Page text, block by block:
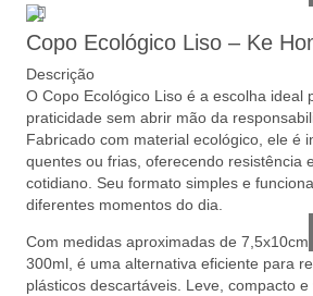
Copo Ecológico Liso – Ke
Descrição
O Copo Ecológico Liso é a escolha ideal
praticidade sem abrir mão da
Fabricado com material ecológico, ele é
quentes ou frias, oferecendo resistência
cotidiano. Seu formato simples e
diferentes momentos do dia.
Com medidas aproximadas de
300ml, é uma alternativa eficiente para
plásticos descartáveis. Leve, compacto